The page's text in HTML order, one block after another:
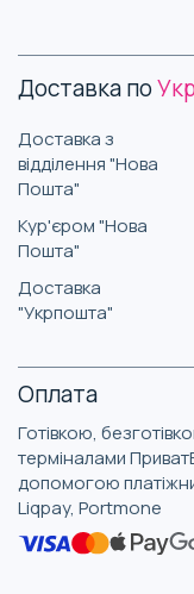
Доставка по
Доставка з
відділення "Нова
Пошта"
Кур'єром "Нова
Пошта"
Доставка
"Укрпошта"
Оплата
Готівкою,
терміналами
допомогою
Liqpay, Portmone